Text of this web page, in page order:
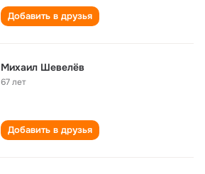
Добавить в друзья
Михаил Шевелёв
67 лет
Добавить в друзья